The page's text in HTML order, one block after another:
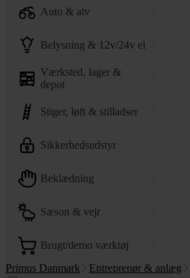
auto & atv
belysning & 12v/24v el
værksted, lager &
depot
stiger, løft & stilladser
sikkerhedsudstyr
beklædning
sæson & vejr
brugt/demo værktøj
Primus Danmark
Entreprenør & anlæg